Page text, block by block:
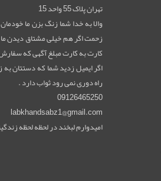
تهران پلاک 55 واحد 15
والا به خدا شما زنگ بزن ما
زحمت اگر هم خیلی مشتاق دیدن
کارت به کارت مبلغ آگهی که
اگر ایمیل زدید شما که دستتان
راه دوری نمی رود ثواب دارد .
09126465250
labkhandsabz1@gmail.com
امیدوارم لبخند در لحظه لحظه